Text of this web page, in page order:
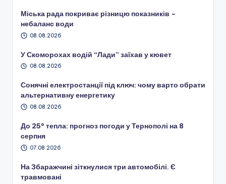
Міська рада покриває різницю показників –
небаланс води
08.08.2026
У Скоморохах водій “Лади” заїхав у кювет
08.08.2026
Сонячні електростанції під ключ: чому варто обрати
альтернативну енергетику
08.08.2026
До 25° тепла: прогноз погоди у Тернополі на 8
серпня
07.08.2026
На Збаражчині зіткнулися три автомобілі. Є
травмовані